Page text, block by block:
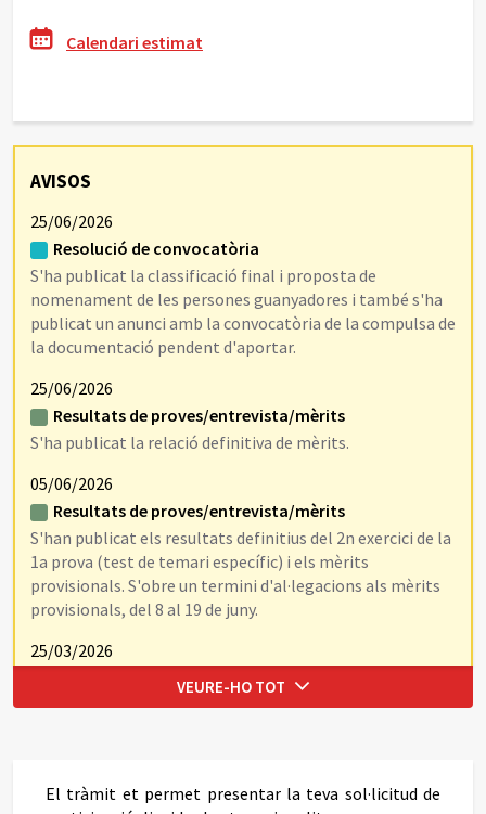
Calendari estimat
AVISOS
25/06/2026
Resolució de convocatòria
S'ha publicat la classificació final i proposta de
nomenament de les persones guanyadores i també s'ha
publicat un anunci amb la convocatòria de la compulsa de
la documentació pendent d'aportar.
25/06/2026
Resultats de proves/entrevista/mèrits
S'ha publicat la relació definitiva de mèrits.
05/06/2026
Resultats de proves/entrevista/mèrits
S'han publicat els resultats definitius del 2n exercici de la
1a prova (test de temari específic) i els mèrits
provisionals. S'obre un termini d'al·legacions als mèrits
provisionals, del 8 al 19 de juny.
25/03/2026
Resultats de proves/entrevista/mèrits
S'han publicat els resultats provisionals del 2n exercici de
17/02/2026
VEURE-HO TOT
El tràmit et permet presentar la teva sol·licitud de